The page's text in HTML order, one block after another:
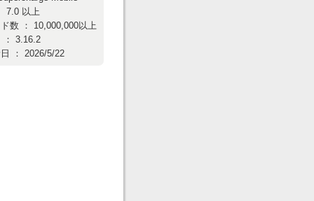
7.0 以上
数 ： 10,000,000以上
： 3.16.2
： 2026/5/22